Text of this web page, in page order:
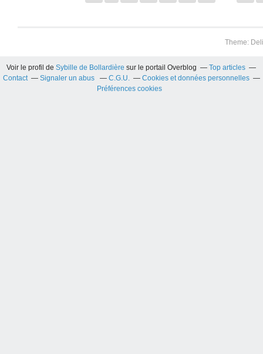
Theme:
Voir le profil deSybille de Bollardière sur le portail Overblog
Top articles
Contact
Signaler un abus C.G.U.
Cookies et données personnelles
Préférences cookies